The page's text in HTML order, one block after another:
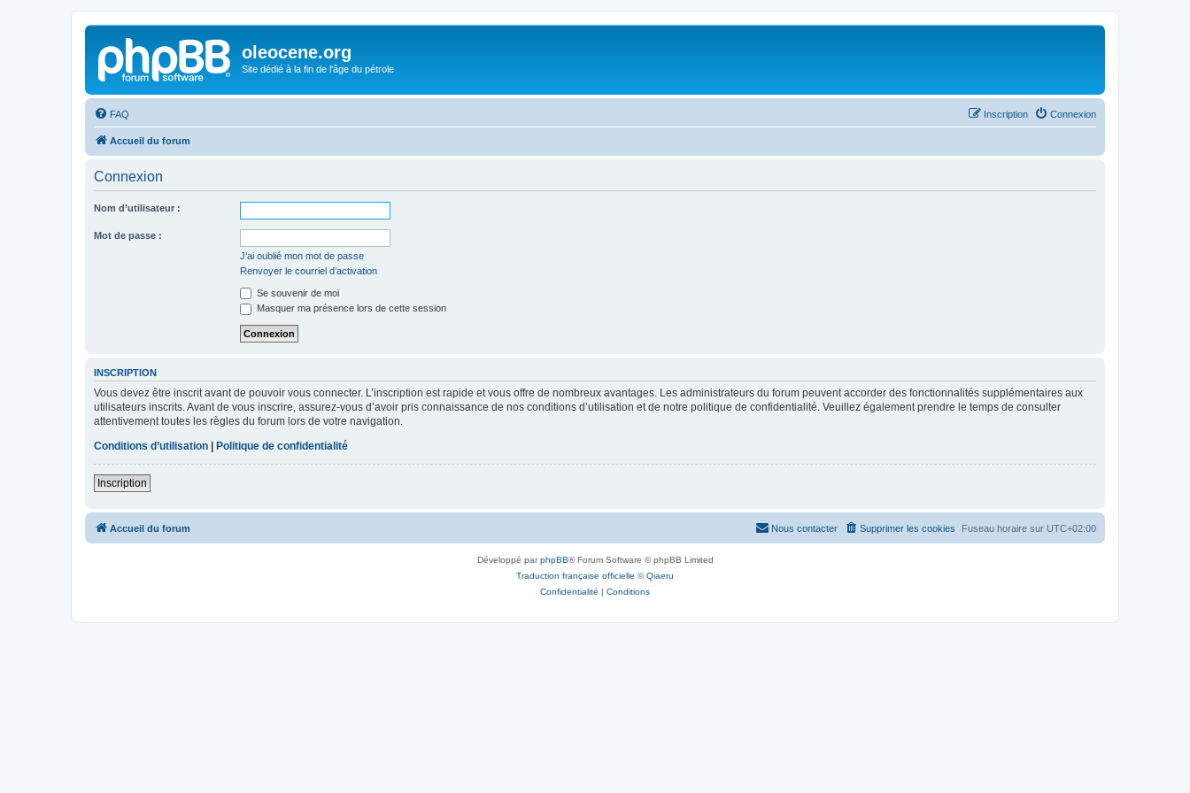
oleocene.org
Site dédié à la fin de l'âge du pétrole
FAQ Connexion
Inscription
Accueil du forum
Connexion
Nom d’utilisateur :
Mot de passe :
J’ai oublié mon mot de passe
Renvoyer le courriel d’activation
Se souvenir de moi
Masquer ma présence lors de cette session
INSCRIPTION
Vous devez être inscrit avant de pouvoir vous connecter. L’inscription est rapide et vous offre de nombreux avantages. Les administrateurs du forum peuvent accorder des fonctionnalités supplémentaires aux
utilisateurs inscrits. Avant de vous inscrire, assurez-vous d’avoir pris connaissance de nos conditions d’utilisation et de notre politique de confidentialité. Veuillez également prendre le temps de consulter
attentivement toutes les règles du forum lors de votre navigation.
Conditions d’utilisation
Politique de confidentialité
Inscription
Accueil du forum Fuseau horaire sur UTC+02:00
Supprimer les cookies
Nous contacter
Développé parphpBB® Forum Software © phpBB Limited
Traduction française officielle ©Qiaeru
Confidentialité | Conditions